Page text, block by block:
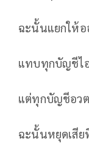
ฉะนั้นแยกให้อ
แทบทุกบัญชีไ
แต่ทุกบัญชีอวต
ฉะนั้นหยุดเสีย